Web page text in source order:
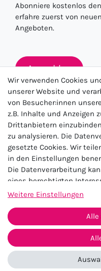
Abonniere kostenlos
erfahre zuerst von
Angeboten.
Anmelden
4.5
Impressum
© 2026
Wir verwenden Cookies
unserer Website und
von Besucher:innen
z.B. Inhalte und Anzeigen
Drittanbietern
zu analysieren. Die
gesetzte Cookies. Wir
in den Einstellungen
Die Datenverarbeitung
eines berechtigten
kann erteilt oder
Zeitpunkt zu ändern oder
Impressumund weitere
personenbezogener
Weitere Einstellungen
Alle